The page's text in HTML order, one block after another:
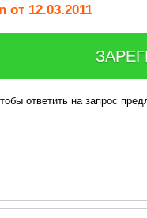
от 12.03.2011
ответить на запрос